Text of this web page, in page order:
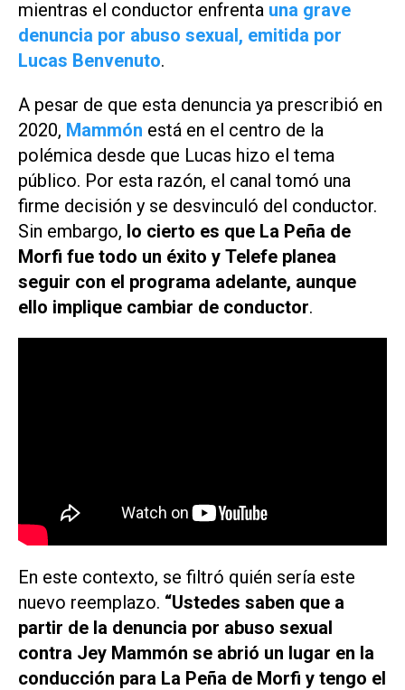
mientras el conductor enfrenta una grave
denuncia por abuso sexual, emitida por
Lucas Benvenuto.
A pesar de que esta denuncia ya prescribió en
2020, Mammón está en el centro de la
polémica desde que Lucas hizo el tema
público. Por esta razón, el canal tomó una
firme decisión y se desvinculó del conductor.
Sin embargo, lo cierto es que La Peña de
Morfi fue todo un éxito y Telefe planea
seguir con el programa adelante, aunque
ello implique cambiar de conductor.
En este contexto, se filtró quién sería este
nuevo reemplazo. “Ustedes saben que a
partir de la denuncia por abuso sexual
contra Jey Mammón se abrió un lugar en la
conducción para La Peña de Morfi y tengo el